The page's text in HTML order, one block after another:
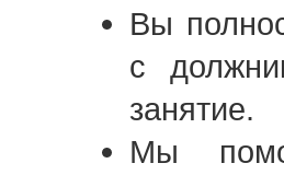
Вы
с
занятие.
Мы